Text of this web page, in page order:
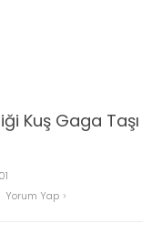
Kuş Gaga Taşı
Yorum Yap